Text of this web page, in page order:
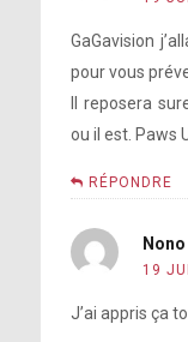
GaGavision
pour vous
Il reposera
ou il est. Paws
RÉPONDRE
Nono
19
J’ai appris ça